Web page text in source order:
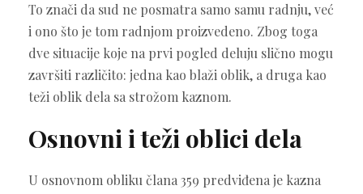
To znači da sud ne posmatra samo samu radnju, već
i ono što je tom radnjom proizvedeno. Zbog toga
dve situacije koje na prvi pogled deluju slično mogu
završiti različito: jedna kao blaži oblik, a druga kao
teži oblik dela sa strožom kaznom.
Osnovni i teži oblici dela
U osnovnom obliku člana 359 predviđena je kazna